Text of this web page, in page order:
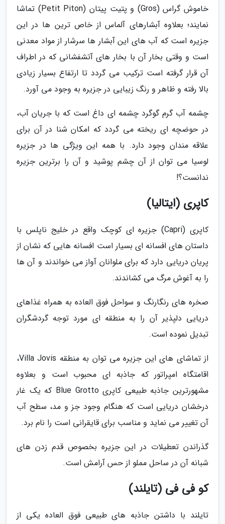
خاموش گراس (Gros) و پتیت پیتان (Petit Piton) تماشا
نمایند؛ بعلاوه آبشارهای آلماس از خاص ترین ها در این
جزیره است که آب های این آبشار ها سرشار از مواد معدنی
است و وقتی بخار آن با بخار های آتشفشانی که در اطراف
آن قرار گرفته است ترکیب می گردد تا ارتفاع بسیار زیادی
بالا رفته و ظاهر و رنگ زیبایی در جزیره به وجود می آورد.
چشمه آب گرم گوگرد چشمه ای داغ است که با جریان آب،
در حوضچه ای ریخته می گردد که امکان شنا در آن برای
علاقه مندان وجود دارد. با همه این ویژگی ها در جزیره
لوسیا می توان از آن چشم پوشید و آن را برترین جزیره
ندانست؟!
کاپری (ایتالیا)
کاپری (Capri) جزیره ای کوچک واقع در خلیج ناپلس با
داستان های افسانه ای بسیار است افسانه هایی که نشان از
پریان دریایی دارد که برای ملوانان آواز می خواندند و آن ها
را به آغوش مرگ می کشاندند.
صخره های رنگارنگ و سواحل فوق العاده به همراه غذاهای
دریایی دلپذیر آن را به منطقه ای مورد توجه گردشگران
تبدیل نموده است.
از تماشای های این جزیره می توان به منطقه Villa Jovis،
اقامتگاه امپراتور که جاذبه ای محبوب است و بعلاوه
مشهورترین جاذبه طبیعی کاپری Blue Grotto که یک غار
درخشان دریایی است که هنگام وجود جز و مد، سطح آب
آن تغییر می نماید و مناسب برای قایقرانی است را نام برد.
گذراندن تعطیلات در این جزیره بخصوص قدم زدن های
شبانه آن در ساحل مملو از حس آرامش است.
کو فی فی (تایلند)
تایلند با داشتن جاذبه های طبیعی فوق العاده یکی از